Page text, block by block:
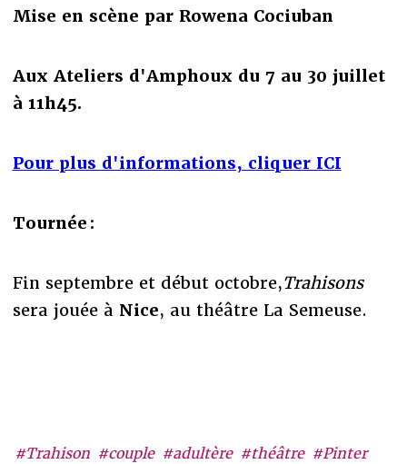
#Trahison #couple #adultère #théâtre #Pinter
Mise en scène par Rowena Cociuban
Aux Ateliers d'Amphoux du 7 au 30 juillet
à 11h45.
Pour plus d'informations, cliquer ICI
Tournée :
Fin septembre et début octobre,Trahisons
sera jouée à Nice, au théâtre La Semeuse.